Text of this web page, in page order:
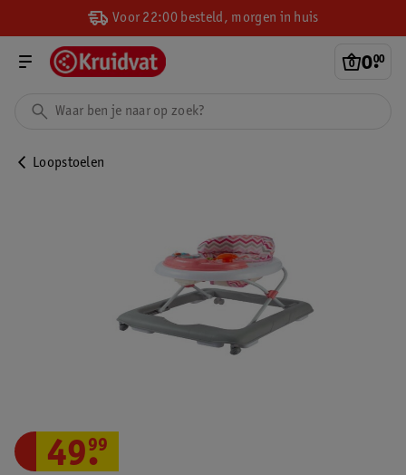
Voor 22:00 besteld, morgen in huis
0.
00
Loopstoelen
49.
99